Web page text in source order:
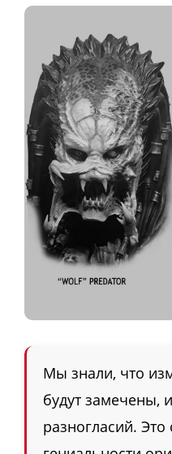
Мы знали, что
будут замечены,
разногласий. Это